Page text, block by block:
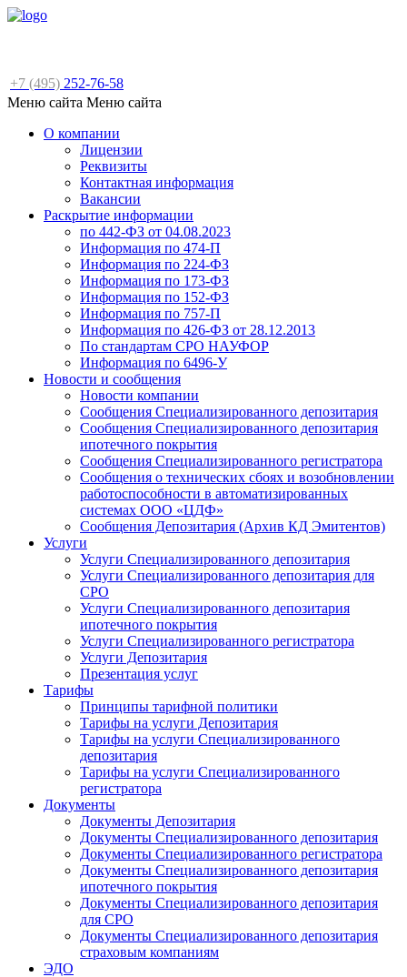
+7 (495) 252-76-58
Меню сайта Меню сайта
О компании
Лицензии
Реквизиты
Контактная информация
Вакансии
Раскрытие информации
по 442-ФЗ от 04.08.2023
Информация по 474-П
Информация по 224-ФЗ
Информация по 173-ФЗ
Информация по 152-ФЗ
Информация по 757-П
Информация по 426-ФЗ от 28.12.2013
По стандартам СРО НАУФОР
Информация по 6496-У
Новости и сообщения
Новости компании
Сообщения Специализированного депозитария
Сообщения Специализированного депозитария
ипотечного покрытия
Сообщения Специализированного регистратора
Сообщения о технических сбоях и возобновлении
работоспособности в автоматизированных
системах ООО «ЦДФ»
Сообщения Депозитария (Архив КД Эмитентов)
Услуги
Услуги Специализированного депозитария
Услуги Специализированного депозитария для
СРО
Услуги Специализированного депозитария
ипотечного покрытия
Услуги Специализированного регистратора
Услуги Депозитария
Презентация услуг
Тарифы
Принципы тарифной политики
Тарифы на услуги Депозитария
Тарифы на услуги Специализированного
депозитария
Тарифы на услуги Специализированного
регистратора
Документы
Документы Депозитария
Документы Специализированного депозитария
Документы Специализированного регистратора
Документы Специализированного депозитария
ипотечного покрытия
Документы Специализированного депозитария
для СРО
Документы Специализированного депозитария
страховым компаниям
ЭДО